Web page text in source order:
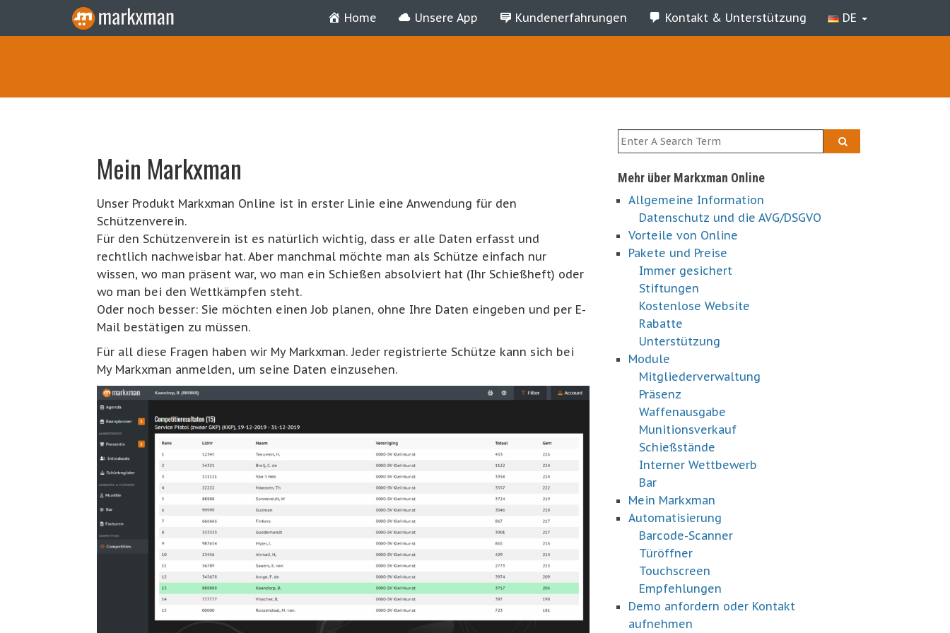
Home Unsere App Kundenerfahrungen Kontakt & Unterstützung DE
Mein Markxman
Unser Produkt Markxman Online ist in erster Linie eine Anwendung für den
Schützenverein.
Für den Schützenverein ist es natürlich wichtig, dass er alle Daten erfasst und
rechtlich nachweisbar hat. Aber manchmal möchte man als Schütze einfach nur
wissen, wo man präsent war, wo man ein Schießen absolviert hat (Ihr Schießheft) oder
wo man bei den Wettkämpfen steht.
Oder noch besser: Sie möchten einen Job planen, ohne Ihre Daten eingeben und per E-
Mail bestätigen zu müssen.
Für all diese Fragen haben wir My Markxman. Jeder registrierte Schütze kann sich bei
My Markxman anmelden, um seine Daten einzusehen.
Mehr über Markxman Online
Allgemeine Information
Datenschutz und die AVG/DSGVO
Vorteile von Online
Pakete und Preise
Immer gesichert
Stiftungen
Kostenlose Website
Rabatte
Unterstützung
Module
Mitgliederverwaltung
Präsenz
Waffenausgabe
Munitionsverkauf
Schießstände
Interner Wettbewerb
Bar
Mein Markxman
Automatisierung
Barcode-Scanner
Türöffner
Touchscreen
Empfehlungen
Demo anfordern oder Kontakt
aufnehmen